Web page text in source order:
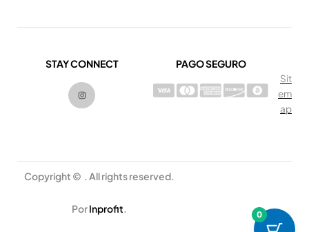
STAY CONNECT
I
n
s
t
PAGO SEGURO
Sit
em
ap
Copyright © . All rights reserved.
PorInprofit. 0